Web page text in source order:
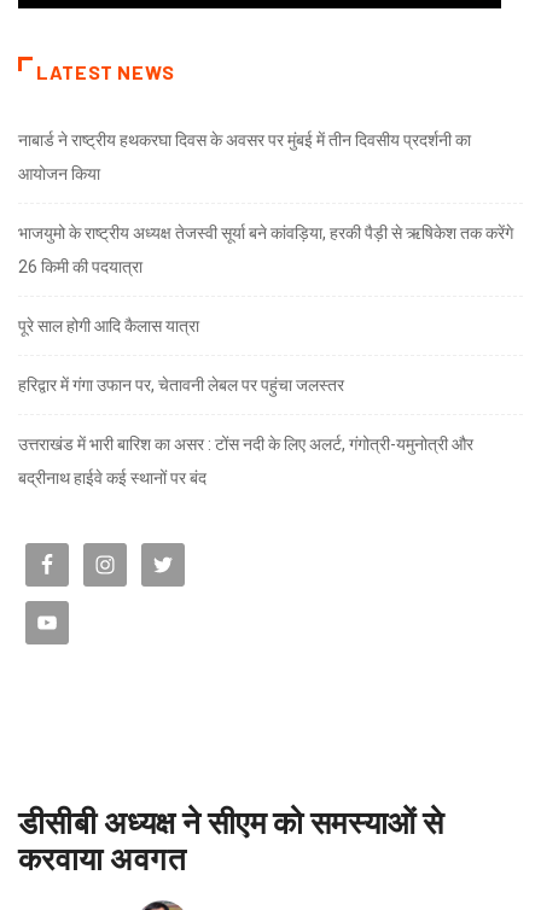
LATEST NEWS
नाबार्ड ने राष्ट्रीय हथकरघा दिवस के अवसर पर मुंबई में तीन दिवसीय प्रदर्शनी का
आयोजन किया
भाजयुमो के राष्ट्रीय अध्यक्ष तेजस्वी सूर्या बने कांवड़िया, हरकी पैड़ी से ऋषिकेश तक करेंगे
26 किमी की पदयात्रा
पूरे साल होगी आदि कैलास यात्रा
हरिद्वार में गंगा उफान पर, चेतावनी लेबल पर पहुंचा जलस्तर
उत्तराखंड में भारी बारिश का असर : टोंस नदी के लिए अलर्ट, गंगोत्री-यमुनोत्री और
बद्रीनाथ हाईवे कई स्थानों पर बंद
डीसीबी अध्यक्ष ने सीएम को समस्याओं से
करवाया अवगत